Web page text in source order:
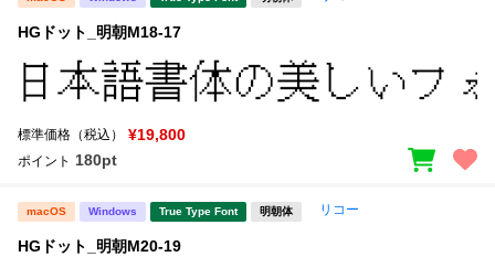
HGドット_明朝M18-17
標準価格（税込） ¥19,800
ポイント 180pt
macOS Windows True Type Font 明朝体 リコー
HGドット_明朝M20-19